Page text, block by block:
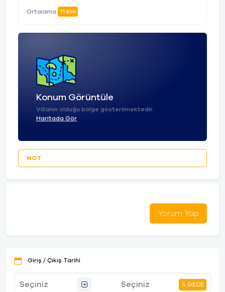
Ortalama 11 Km
Konum Görüntüle
Villanın olduğu bölge gösterilmektedir.
Haritada Gör
NOT
Yorum Yap
Giriş / Çıkış Tarihi
5 GECE